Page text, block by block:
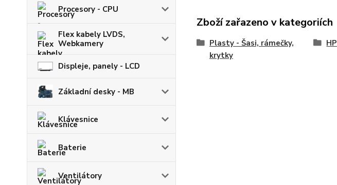
Procesory - CPU
Flex kabely LVDS,
Webkamery
Displeje, panely - LCD
Základní desky - MB
Klávesnice
Baterie
Ventilátory
Zboží zařazeno v kategoriích
Plasty - Šasi, rámečky,
krytky
HP